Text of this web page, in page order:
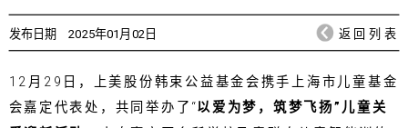
发布日期 2025年01月02日 返回列表
12月29日，上美股份韩束公益基金会携手上海市儿童基金
会嘉定代表处，共同举办了“以爱为梦，筑梦飞扬”儿童关